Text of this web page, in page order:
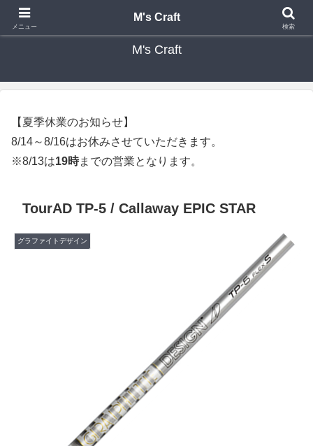
カスタムクラブ・リシャフト・修理 専門店 ゴルフ工房 エムズクラフト
M's Craft
【夏季休業のお知らせ】
8/14～8/16はお休みさせていただきます。
※8/13は19時までの営業となります。
TourAD TP-5 / Callaway EPIC STAR
グラファイトデザイン
メニュー
M's Craft
検索